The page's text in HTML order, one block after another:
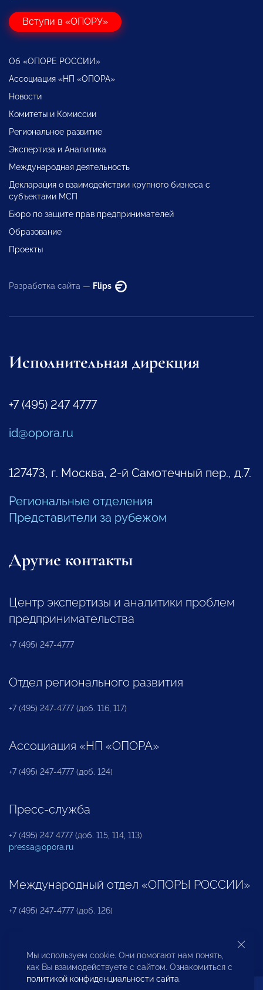
Вступи в «ОПОРУ»
Об «ОПОРЕ РОССИИ»
Ассоциация «НП «ОПОРА»
Новости
Комитеты и Комиссии
Региональное развитие
Экспертиза и Аналитика
Международная деятельность
Декларация о взаимодействии крупного бизнеса с
субъектами МСП
Бюро по защите прав предпринимателей
Образование
Проекты
Разработка сайта — Flips
Исполнительная дирекция
+7 (495) 247 4777
id@opora.ru
127473, г. Москва, 2-й Самотечный пер., д.7.
Региональные отделения
Представители за рубежом
Другие контакты
Центр экспертизы и аналитики проблем
предпринимательства
+7 (495) 247-4777
Отдел регионального развития
+7 (495) 247-4777 (доб. 116, 117)
Ассоциация «НП «ОПОРА»
+7 (495) 247-4777 (доб. 124)
Пресс-служба
+7 (495) 247 4777 (доб. 115, 114, 113)
pressa@opora.ru
Международный отдел «ОПОРЫ РОССИИ»
+7 (495) 247-4777 (доб. 126)
Бюро по защите прав предпринимателей и
инвесторов
Мы используем cookie. Они помогают нам понять,
как Вы взаимодействуете с сайтом. Ознакомиться с
политикой конфиденциальности сайта.